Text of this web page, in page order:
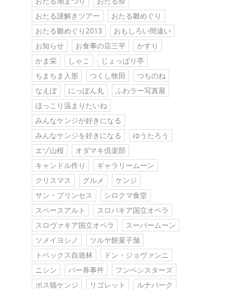
おたる謎解きツアー
おたる雛めぐり
おたる雛めぐり2013
おもしろい間違い
お知らせ
お食事の店三平
かすり
かま栄
しゃこ
じょっぱり亭
ちまちま人形
つくし牧田
つちのね
なえぼ
にっぽん丸
ふわラー写真展
ほっこり温まりたいね
みんなケンジが好きになる
みんなケンジを好きになる
ゆうたろう
エゾ山桜
オダマキ倶楽部
キャンドル作り
ギャラリームーン
クリスマス
グルメ
ケンジ
サン・プリンセス
シロクマ食堂
スペースアルト
スロバキア国立オペラ
スロヴァキア国立オペラ
スーパームーン
ソメイヨシノ
ツルヤ餅菓子舗
トベックス自遊林
ドン・ジョヴァンニ
ニシン
パー券事件
フンペシスターズ
ボス猫ケンジ
リゴレット
ルナパーク